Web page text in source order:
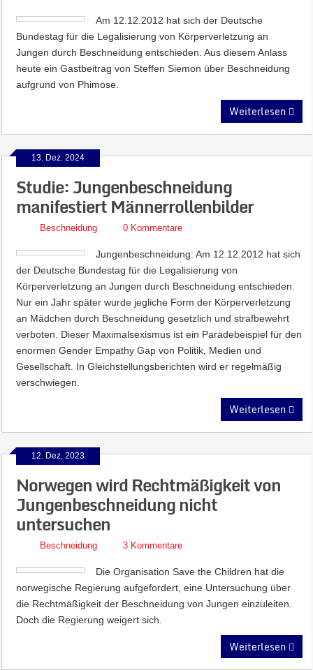
Am 12.12.2012 hat sich der Deutsche
Bundestag für die Legalisierung von Körperverletzung an
Jungen durch Beschneidung entschieden. Aus diesem Anlass
heute ein Gastbeitrag von Steffen Siemon über Beschneidung
aufgrund von Phimose.
Weiterlesen
13. Dez. 2024
Studie: Jungenbeschneidung
manifestiert Männerrollenbilder
Beschneidung 0 Kommentare
Jungenbeschneidung: Am 12.12.2012 hat sich
der Deutsche Bundestag für die Legalisierung von
Körperverletzung an Jungen durch Beschneidung entschieden.
Nur ein Jahr später wurde jegliche Form der Körperverletzung
an Mädchen durch Beschneidung gesetzlich und strafbewehrt
verboten. Dieser Maximalsexismus ist ein Paradebeispiel für den
enormen Gender Empathy Gap von Politik, Medien und
Gesellschaft. In Gleichstellungsberichten wird er regelmäßig
verschwiegen.
Weiterlesen
12. Dez. 2023
Norwegen wird Rechtmäßigkeit von
Jungenbeschneidung nicht
untersuchen
Beschneidung 3 Kommentare
Die Organisation Save the Children hat die
norwegische Regierung aufgefordert, eine Untersuchung über
die Rechtmäßigkeit der Beschneidung von Jungen einzuleiten.
Doch die Regierung weigert sich.
Weiterlesen